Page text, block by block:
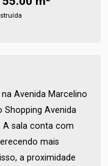
Avenida Marcelino
Shopping Avenida
A sala conta com
mais
a proximidade